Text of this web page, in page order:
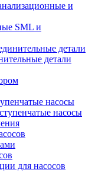
и
SML и
детали
детали
насосы
насосы
для насосов